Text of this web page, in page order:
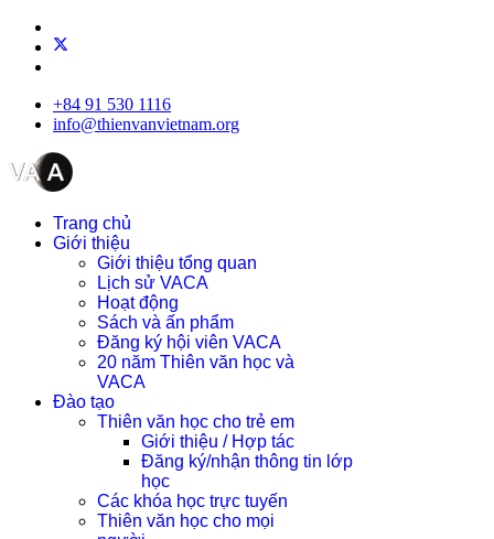
+84 91 530 1116
info@thienvanvietnam.org
Trang chủ
Giới thiệu
Giới thiệu tổng quan
Lịch sử VACA
Hoạt động
Sách và ấn phẩm
Đăng ký hội viên VACA
20 năm Thiên văn học và
VACA
Đào tạo
Thiên văn học cho trẻ em
Giới thiệu / Hợp tác
Đăng ký/nhận thông tin lớp
học
Các khóa học trực tuyến
Thiên văn học cho mọi